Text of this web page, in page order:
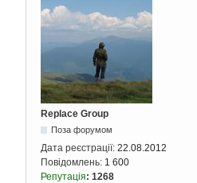
Replace Group
Поза форумом
Дата реєстрації: 22.08.2012
Повідомлень: 1 600
Репутація: 1268